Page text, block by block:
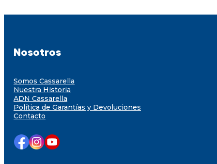
Nosotros
Somos Cassarella
Nuestra Historia
ADN Cassarella
Política de Garantías y Devoluciones
Contacto